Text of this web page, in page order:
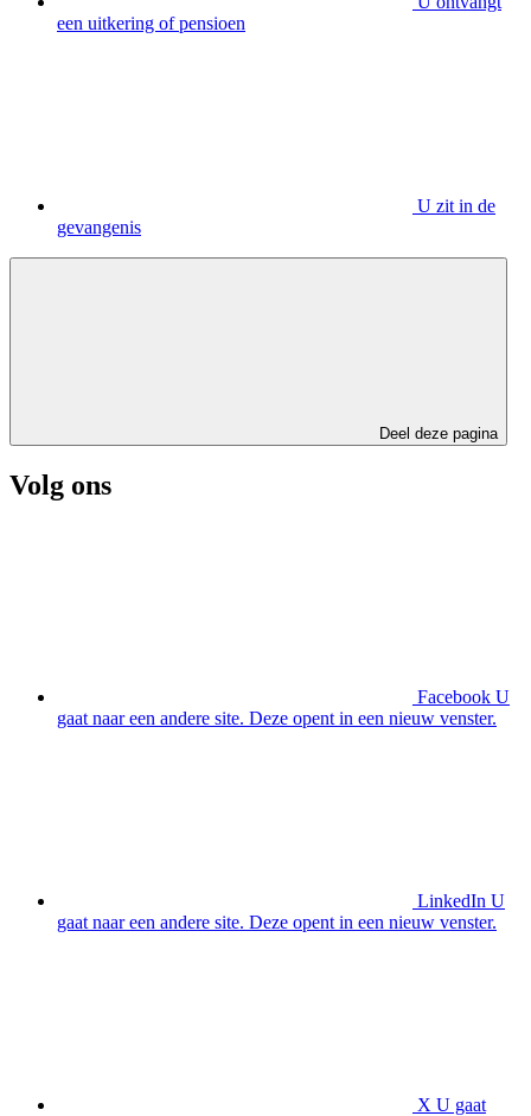
een uitkering of pensioen
U zit in de
gevangenis
Deel deze pagina
Volg ons
Facebook U
gaat naar een andere site. Deze opent in een nieuw venster.
LinkedIn U
gaat naar een andere site. Deze opent in een nieuw venster.
X U gaat